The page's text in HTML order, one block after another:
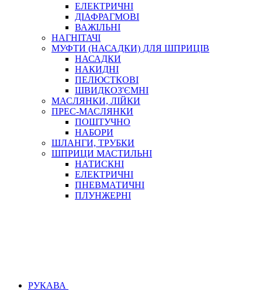
ЕЛЕКТРИЧНІ
ДІАФРАГМОВІ
ВАЖІЛЬНІ
НАГНІТАЧІ
МУФТИ (НАСАДКИ) ДЛЯ ШПРИЦІВ
НАСАДКИ
НАКИДНІ
ПЕЛЮСТКОВІ
ШВИДКОЗ'ЄМНІ
МАСЛЯНКИ, ЛІЙКИ
ПРЕС-МАСЛЯНКИ
ПОШТУЧНО
НАБОРИ
ШЛАНГИ, ТРУБКИ
ШПРИЦИ МАСТИЛЬНІ
НАТИСКНІ
ЕЛЕКТРИЧНІ
ПНЕВМАТИЧНІ
ПЛУНЖЕРНІ
РУКАВА